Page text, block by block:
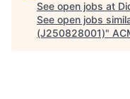
See open jobs at
See open jobs
(J250828001)"